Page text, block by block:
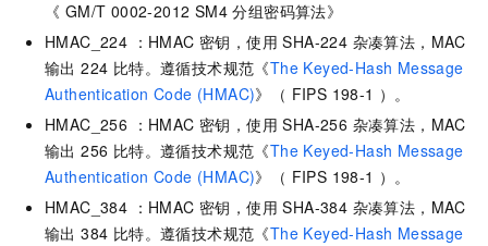
《 GM/T 0002-2012 SM4 分组密码算法》
HMAC_224 ：HMAC 密钥，使用 SHA-224 杂凑算法，MAC
输出 224 比特。遵循技术规范《The Keyed-Hash Message
Authentication Code (HMAC)》（ FIPS 198-1 ）。
HMAC_256 ：HMAC 密钥，使用 SHA-256 杂凑算法，MAC
输出 256 比特。遵循技术规范《The Keyed-Hash Message
Authentication Code (HMAC)》（ FIPS 198-1 ）。
HMAC_384 ：HMAC 密钥，使用 SHA-384 杂凑算法，MAC
输出 384 比特。遵循技术规范《The Keyed-Hash Message